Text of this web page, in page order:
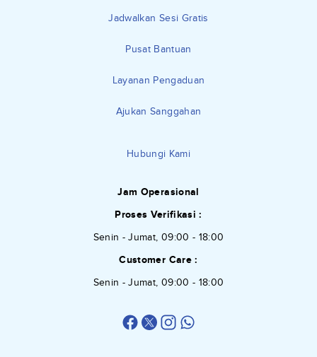
Jadwalkan Sesi Gratis
Pusat Bantuan
Layanan Pengaduan
Ajukan Sanggahan
Hubungi Kami
Jam Operasional
Proses Verifikasi :
Senin - Jumat, 09:00 - 18:00
Customer Care :
Senin - Jumat, 09:00 - 18:00